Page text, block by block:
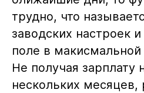
трудно, что
заводских настроек
поле в макисмальной
Не получая зарплату
нескольких месяцев,